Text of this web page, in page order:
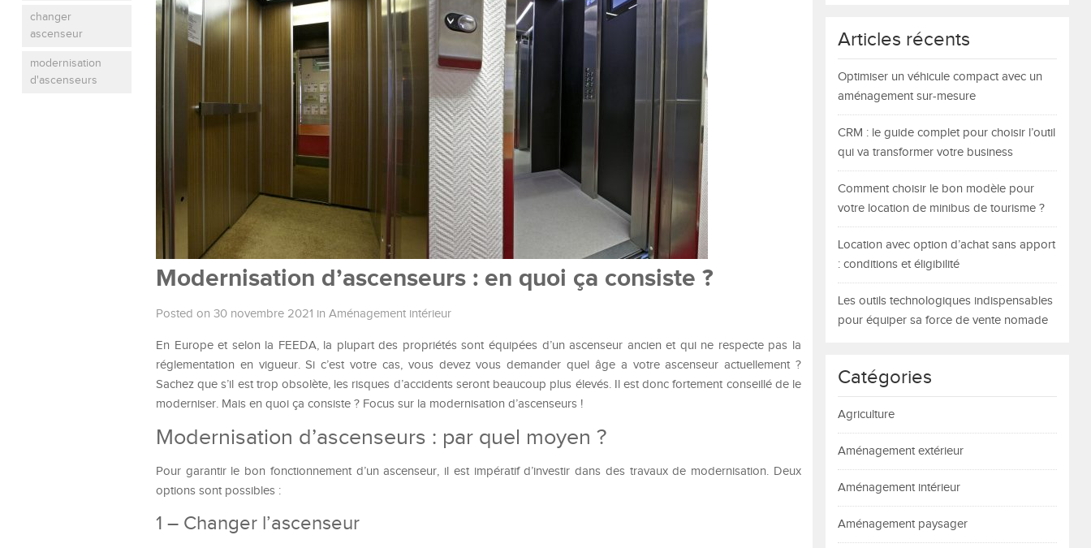
changer
ascenseur
modernisation
d'ascenseurs
Modernisation d’ascenseurs : en quoi ça consiste ?
Posted on 30 novembre 2021 in Aménagement intérieur
En Europe et selon la FEEDA, la plupart des propriétés sont équipées d’un ascenseur ancien et qui ne respecte pas la
réglementation en vigueur. Si c’est votre cas, vous devez vous demander quel âge a votre ascenseur actuellement ?
Sachez que s’il est trop obsolète, les risques d’accidents seront beaucoup plus élevés. Il est donc fortement conseillé de le
moderniser. Mais en quoi ça consiste ? Focus sur la modernisation d’ascenseurs !
Modernisation d’ascenseurs : par quel moyen ?
Pour garantir le bon fonctionnement d’un ascenseur, il est impératif d’investir dans des travaux de modernisation. Deux
options sont possibles :
1 – Changer l’ascenseur
Articles récents
Optimiser un véhicule compact avec un
aménagement sur-mesure
CRM : le guide complet pour choisir l’outil
qui va transformer votre business
Comment choisir le bon modèle pour
votre location de minibus de tourisme ?
Location avec option d’achat sans apport
: conditions et éligibilité
Les outils technologiques indispensables
pour équiper sa force de vente nomade
Catégories
Agriculture
Aménagement extérieur
Aménagement intérieur
Aménagement paysager